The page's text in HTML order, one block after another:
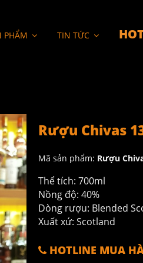
PHẨM TIN TỨC
Rượu Chivas
Mã sản phẩm: Rượu
Thể tích: 700ml
Nồng độ: 40%
Dòng rượu: Blended
Xuất xứ: Scotland
HOTLINE MUA